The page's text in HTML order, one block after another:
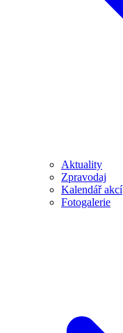
Aktuality
Zpravodaj
Kalendář akcí
Fotogalerie